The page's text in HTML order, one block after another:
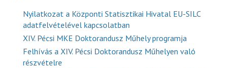
Nyilatkozat a Központi Statisztikai Hivatal EU-SILC
adatfelvételével kapcsolatban
XIV. Pécsi MKE Doktorandusz Műhely programja
Felhívás a XIV. Pécsi Doktorandusz Műhelyen való
részvételre